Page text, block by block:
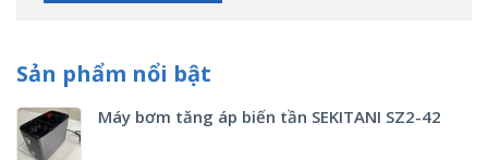
Sản phẩm nổi bật
Máy bơm tăng áp biến tần SEKITANI SZ2-42